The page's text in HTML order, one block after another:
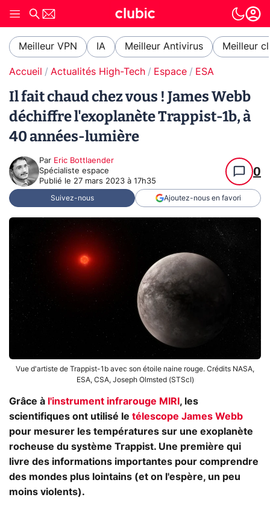
Meilleur VPN IA Meilleur Antivirus Meilleur
Accueil Actualités High-Tech Espace ESA
Il fait chaud chez vous ! James Webb
déchiffre l'exoplanète Trappist-1b, à
40 années-lumière
Par Eric Bottlaender
Spécialiste espace
Publié le 27 mars 2023 à 17h35
0
Suivez-nous Ajoutez-nous en favori
Vue d'artiste de Trappist-1b avec son étoile naine rouge. Crédits NASA,
ESA, CSA, Joseph Olmsted (STScI)
Grâce à l'instrument infrarouge MIRI , les
scientifiques ont utilisé le télescope James Webb
pour mesurer les températures sur une exoplanète
rocheuse du système Trappist. Une première qui
livre des informations importantes pour comprendre
des mondes plus lointains (et on l'espère, un peu
moins violents).